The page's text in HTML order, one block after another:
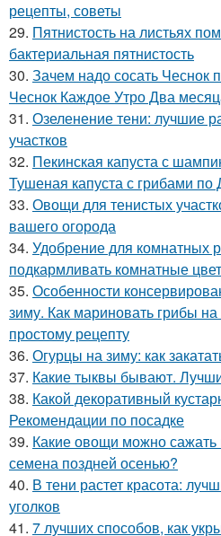
рецепты, советы
29. Пятнистость на листьях
бактериальная пятнистость
30. Зачем надо сосать Чеснок
Чеснок Каждое Утро Два
31. Озеленение тени: лучшие
участков
32. Пекинская капуста с
Тушеная капуста с грибами по
33. Овощи для тенистых
вашего огорода
34. Удобрение для комнатных
подкармливать комнатные
35. Особенности
зиму. Как мариновать грибы
простому рецепту
36. Огурцы на зиму: как
37. Какие тыквы бывают.
38. Какой декоративный
Рекомендации по посадке
39. Какие овощи можно сажать
семена поздней осенью?
40. В тени растет красота:
уголков
41. 7 лучших способов, как